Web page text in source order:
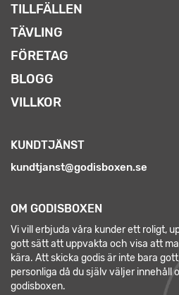
TILLFÄLLEN
TÄVLING
FÖRETAG
BLOGG
VILLKOR
KUNDTJÄNST
kundtjanst@godisboxen.se
OM GODISBOXEN
Vi vill erbjuda våra kunder ett roligt,
gott sätt att uppvakta och visa att
kära. Att skicka godis är inte bara
personliga då du själv väljer innehåll
godisboxen.